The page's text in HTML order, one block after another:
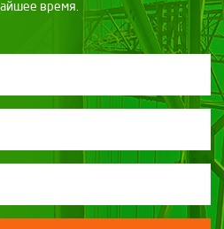
время.